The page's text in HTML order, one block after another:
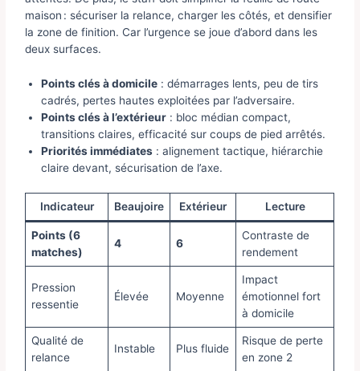
maison : sécuriser la relance, charger les côtés, et densifier
la zone de finition. Car l’urgence se joue d’abord dans les
deux surfaces.
Points clés à domicile : démarrages lents, peu de tirs
cadrés, pertes hautes exploitées par l’adversaire.
Points clés à l’extérieur : bloc médian compact,
transitions claires, efficacité sur coups de pied arrêtés.
Priorités immédiates : alignement tactique, hiérarchie
claire devant, sécurisation de l’axe.
Indicateur Beaujoire Extérieur Lecture
Points (6
matches)
4 6
Contraste de
rendement
Pression
ressentie
Élevée Moyenne
Impact
émotionnel fort
à domicile
Qualité de
relance
Instable Plus fluide
Risque de perte
en zone 2